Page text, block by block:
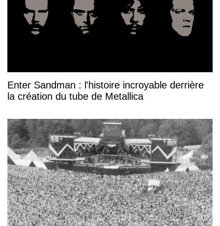
Enter Sandman : l'histoire incroyable derrière
la création du tube de Metallica